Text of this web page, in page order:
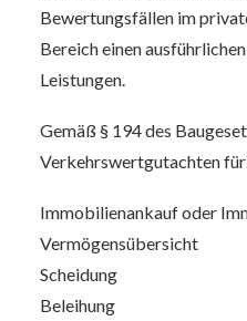
Bewertungsfällen im
Bereich einen
Leistungen.
Gemäß § 194 des
Verkehrswertgutachten
Immobilienankauf oder
Vermögensübersicht
Scheidung
Beleihung